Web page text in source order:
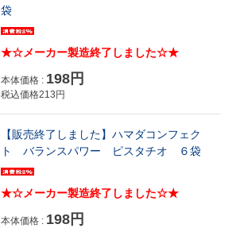
袋
★☆メーカー製造終了しました☆★
本体価格 : 198円
税込価格213円
【販売終了しました】ハマダコンフェク
ト バランスパワー ピスタチオ ６袋
★☆メーカー製造終了しました☆★
本体価格 : 198円